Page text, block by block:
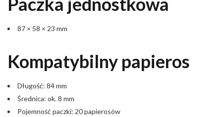
87 × 58 × 23 mm
Kompatybilny papieros
Długość: 84 mm
Średnica: ok. 8 mm
Pojemność paczki: 20 papierosów